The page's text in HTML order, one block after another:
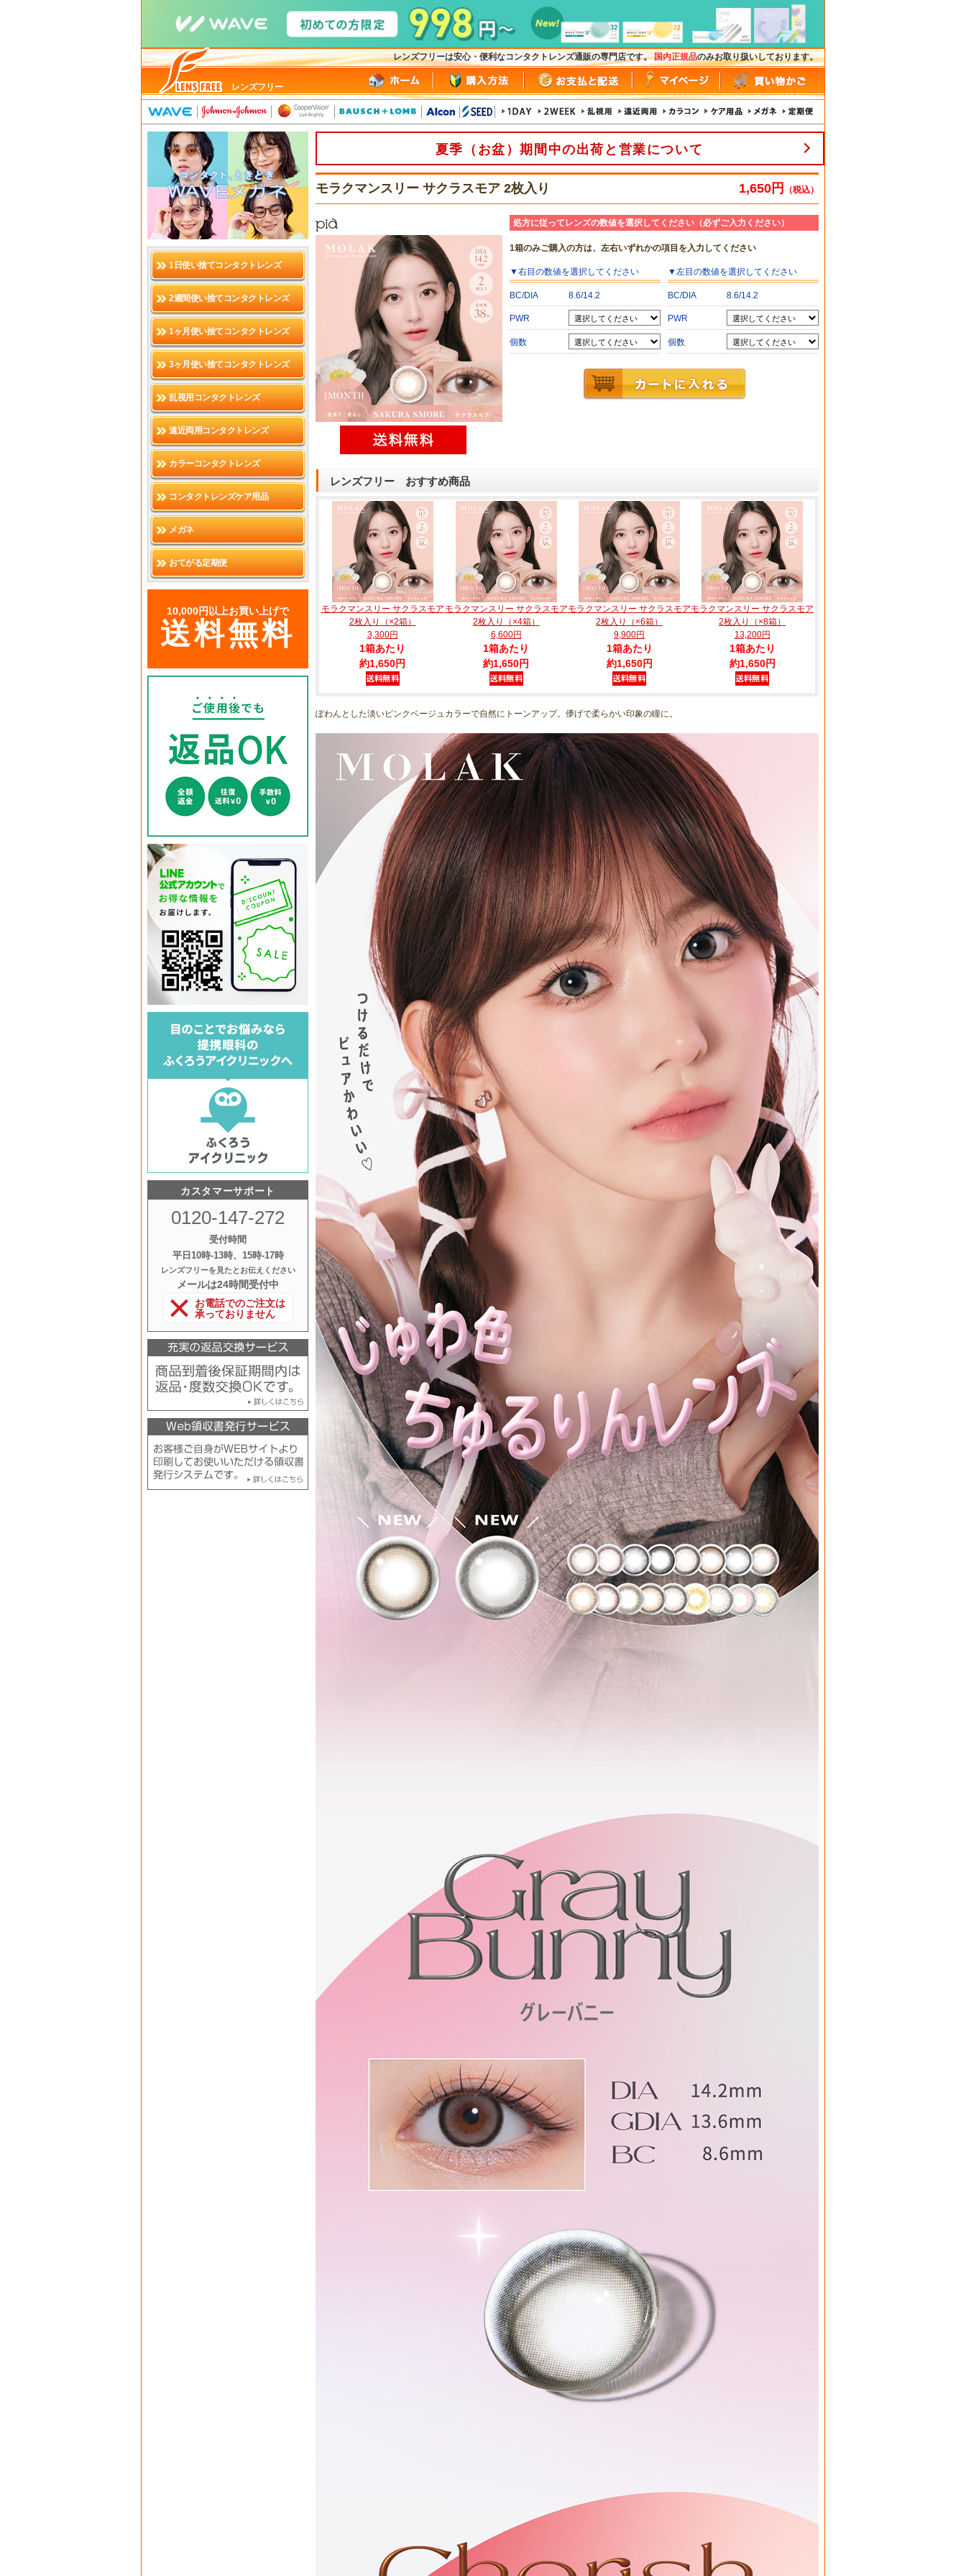
レンズフリーは安心・便利なコンタクトレンズ通販の専門店です。国内正規品のみお取り扱いしております。
レンズフリー
1日使い捨てコンタクトレンズ
2週間使い捨てコンタクトレンズ
1ヶ月使い捨てコンタクトレンズ
3ヶ月使い捨てコンタクトレンズ
乱視用コンタクトレンズ
遠近両用コンタクトレンズ
カラーコンタクトレンズ
コンタクトレンズケア用品
メガネ
おてがる定期便
10,000円以上お買い上げで
送料無料
カスタマーサポート
0120-147-272
受付時間
平日10時‐13時、15時‐17時
レンズフリーを見たとお伝えください
メールは24時間受付中
お電話でのご注文は
承っておりません
夏季（お盆）期間中の出荷と営業について
モラクマンスリー サクラスモア 2枚入り 1,650円 （税込）
処方に従ってレンズの数値を選択してください（必ずご入力ください）
1箱のみご購入の方は、左右いずれかの項目を入力してください
▼右目の数値を選択してください
BC/DIA 8.6/14.2
PWR
個数
▼左目の数値を選択してください
BC/DIA 8.6/14.2
PWR
個数
レンズフリー おすすめ商品
モラクマンスリー サクラスモア
2枚入り（×2箱）
3,300円
1箱あたり
約1,650円
モラクマンスリー サクラスモア
2枚入り（×4箱）
6,600円
1箱あたり
約1,650円
モラクマンスリー サクラスモア
2枚入り（×6箱）
9,900円
1箱あたり
約1,650円
モラクマンスリー サクラスモア
2枚入り（×8箱）
13,200円
1箱あたり
約1,650円
ぽわんとした淡いピンクベージュカラーで自然にトーンアップ。儚げで柔らかい印象の瞳に。